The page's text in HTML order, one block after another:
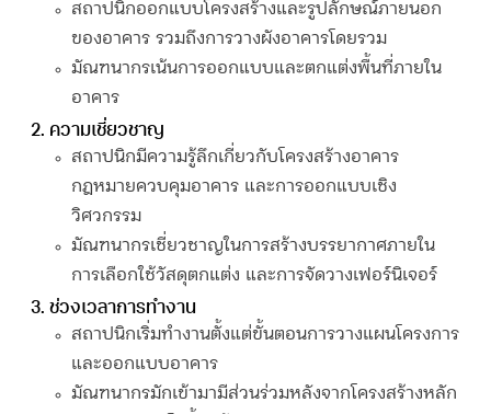
สถาปนิกออกแบบโครงสร้างและรูปลักษณ์ภายนอก
ของอาคาร รวมถึงการวางผังอาคารโดยรวม
มัณฑนากรเน้นการออกแบบและตกแต่งพื้นที่ภายใน
อาคาร
ความเชี่ยวชาญ
สถาปนิกมีความรู้ลึกเกี่ยวกับโครงสร้างอาคาร
กฎหมายควบคุมอาคาร และการออกแบบเชิง
วิศวกรรม
มัณฑนากรเชี่ยวชาญในการสร้างบรรยากาศภายใน
การเลือกใช้วัสดุตกแต่ง และการจัดวางเฟอร์นิเจอร์
ช่วงเวลาการทำงาน
สถาปนิกเริ่มทำงานตั้งแต่ขั้นตอนการวางแผนโครงการ
และออกแบบอาคาร
มัณฑนากรมักเข้ามามีส่วนร่วมหลังจากโครงสร้างหลัก